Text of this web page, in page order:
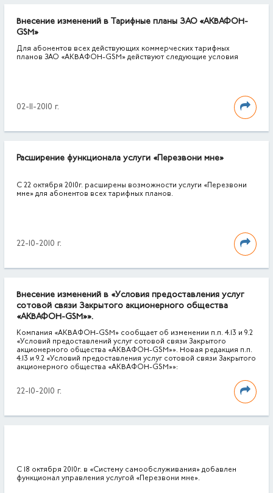
Внесение изменений в Тарифные планы ЗАО «АКВАФОН-
GSM»
Для абонентов всех действующих коммерческих тарифных
планов ЗАО «АКВАФОН-GSM» действуют следующие условия
02-11-2010 г.
Расширение функционала услуги «Перезвони мне»
С 22 октября 2010г. расширены возможности услуги «Перезвони
мне» для абонентов всех тарифных планов.
22-10-2010 г.
Внесение изменений в «Условия предоставления услуг
сотовой связи Закрытого акционерного общества
«АКВАФОН-GSM»».
Компания «АКВАФОН-GSM» сообщает об изменении п.п. 4.13 и 9.2
«Условий предоставлений услуг сотовой связи Закрытого
акционерного общества «АКВАФОН-GSM»». Новая редакция п.п.
4.13 и 9.2 «Условий предоставления услуг сотовой связи Закрытого
акционерного общества «АКВАФОН-GSM»»:
22-10-2010 г.
C 18 октября 2010г. в «Систему самообслуживания» добавлен
функционал управления услугой «Перезвони мне».